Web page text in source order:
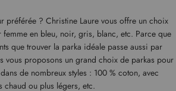
préférée ? Christine Laure vous offre un choix
femme en bleu, noir, gris, blanc, etc. Parce que
que trouver la parka idéale passe aussi par
vous proposons un grand choix de parkas pour
de nombreux styles : 100 % coton, avec
chaud ou plus légers, etc.